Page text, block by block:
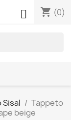
shopping_cart (0)

Sisal
Tappeto
beige